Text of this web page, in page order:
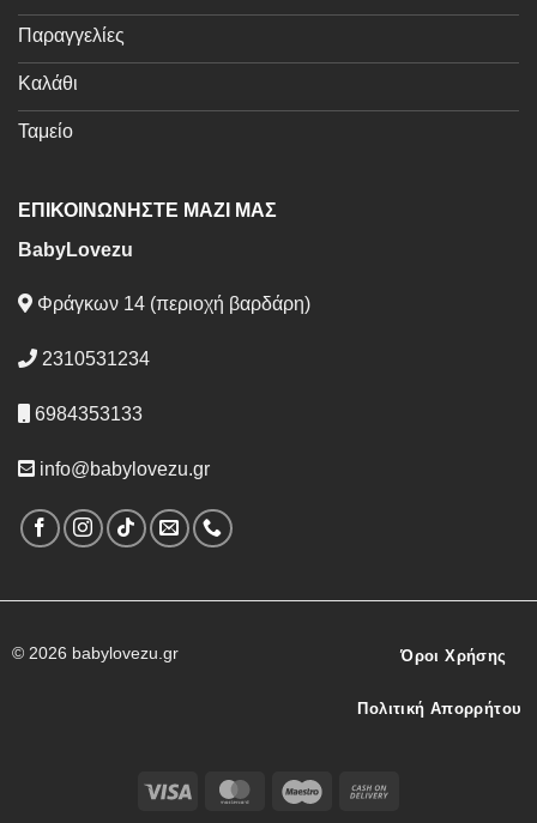
Παραγγελίες
Καλάθι
Ταμείο
ΕΠΙΚΟΙΝΩΝΗΣΤΕ ΜΑΖΙ ΜΑΣ
BabyLovezu
Φράγκων 14 (περιοχή βαρδάρη)
2310531234
6984353133
info@babylovezu.gr
© 2026 babylovezu.gr
Visa MasterCardMaestro
Όροι Χρήσης
Πολιτική Απορρήτου